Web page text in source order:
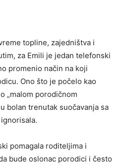
topline, zajedništva i
za Emili je jedan telefonski
promenio način na koji
Ono što je počelo kao
„malom porodičnom
bolan trenutak suočavanja sa
pomagala roditeljima i
bude oslonac porodici i često